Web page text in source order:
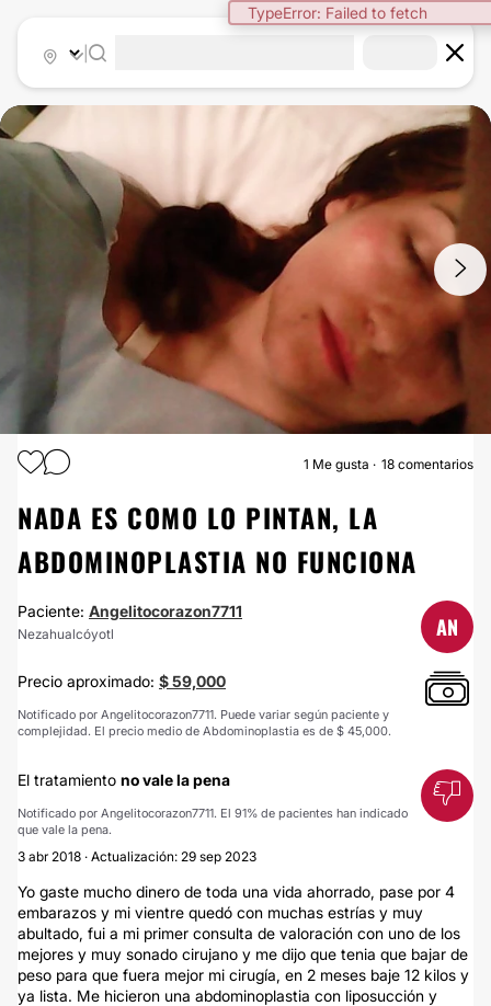
TypeError: Failed to fetch
ABDOMINOPLASTIA
1 Me gusta 18 comentarios
NADA ES COMO LO PINTAN, LA
ABDOMINOPLASTIA NO FUNCIONA
Paciente: Angelitocorazon7711
Nezahualcóyotl AN
Precio aproximado: $ 59,000
Notificado por Angelitocorazon7711. Puede variar según paciente y
complejidad. El precio medio de Abdominoplastia es de $ 45,000.
El tratamiento no vale la pena
Notificado por Angelitocorazon7711. El 91% de pacientes han indicado
que vale la pena.
3 abr 2018 · Actualización: 29 sep 2023
Yo gaste mucho dinero de toda una vida ahorrado, pase por 4
embarazos y mi vientre quedó con muchas estrías y muy
abultado, fui a mi primer consulta de valoración con uno de los
mejores y muy sonado cirujano y me dijo que tenia que bajar de
peso para que fuera mejor mi cirugía, en 2 meses baje 12 kilos y
ya lista. Me hicieron una abdominoplastia con liposucción y